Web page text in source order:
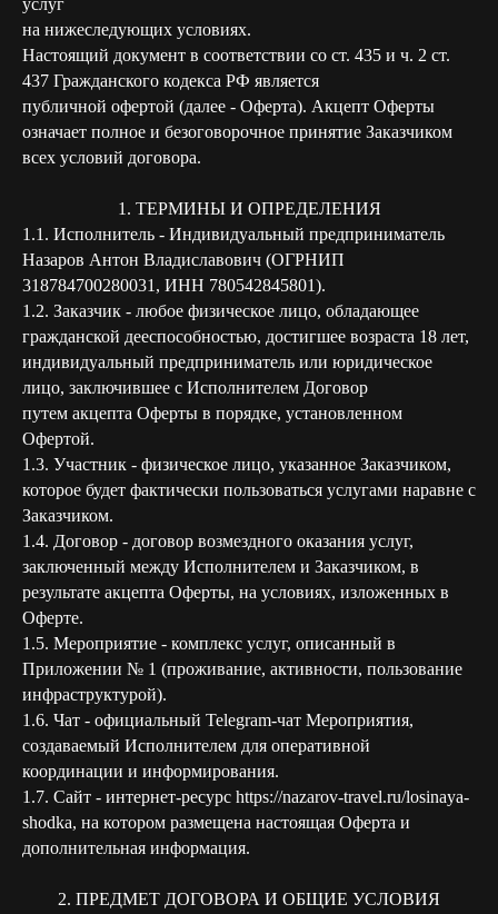
услуг
на нижеследующих условиях.
Настоящий документ в соответствии со ст. 435 и ч. 2 ст.
437 Гражданского кодекса РФ является
публичной офертой (далее - Оферта). Акцепт Оферты
означает полное и безоговорочное принятие Заказчиком
всех условий договора.
1. ТЕРМИНЫ И ОПРЕДЕЛЕНИЯ
1.1. Исполнитель - Индивидуальный предприниматель
Назаров Антон Владиславович (ОГРНИП
318784700280031, ИНН 780542845801).
1.2. Заказчик - любое физическое лицо, обладающее
гражданской дееспособностью, достигшее возраста 18 лет,
индивидуальный предприниматель или юридическое
лицо, заключившее с Исполнителем Договор
путем акцепта Оферты в порядке, установленном
Офертой.
1.3. Участник - физическое лицо, указанное Заказчиком,
которое будет фактически пользоваться услугами наравне с
Заказчиком.
1.4. Договор - договор возмездного оказания услуг,
заключенный между Исполнителем и Заказчиком, в
результате акцепта Оферты, на условиях, изложенных в
Оферте.
1.5. Мероприятие - комплекс услуг, описанный в
Приложении № 1 (проживание, активности, пользование
инфраструктурой).
1.6. Чат - официальный Telegram-чат Мероприятия,
создаваемый Исполнителем для оперативной
координации и информирования.
1.7. Сайт - интернет-ресурс https://nazarov-travel.ru/losinaya-
shodka, на котором размещена настоящая Оферта и
дополнительная информация.
2. ПРЕДМЕТ ДОГОВОРА И ОБЩИЕ УСЛОВИЯ